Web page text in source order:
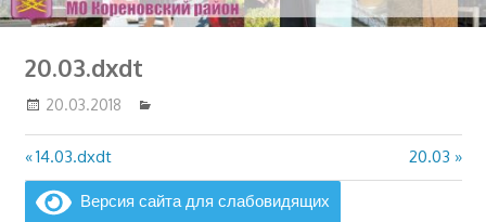
20.03.dxdt
20.03.2018
Навигация
по
Предыдущая
запись:
14.03.dxdt
запись:
20.03
Версия сайта для слабовидящих